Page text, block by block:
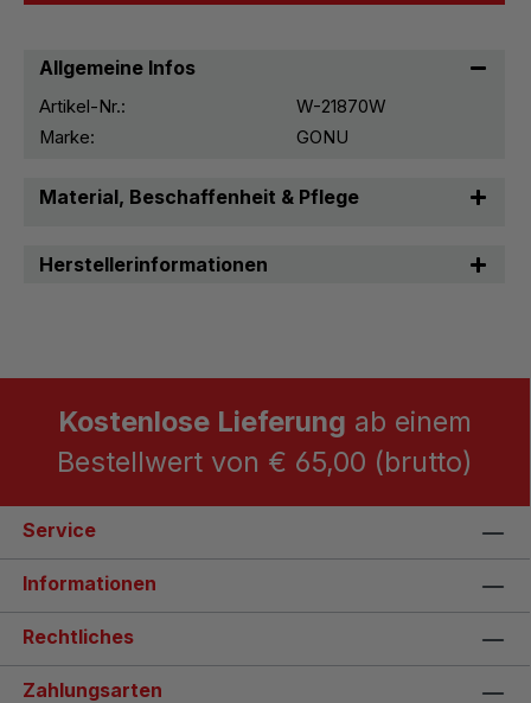
Allgemeine Infos
Artikel-Nr.:
W-21870W
Marke:
GONU
Material, Beschaffenheit & Pflege
Herstellerinformationen
Kostenlose Lieferung ab einem
Bestellwert von € 65,00 (brutto)
Service
Informationen
Rechtliches
Zahlungsarten